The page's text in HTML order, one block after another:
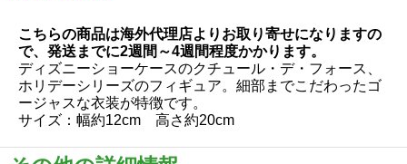
こちらの商品は海外代理店よりお取り寄せになりますの
で、発送までに2週間～4週間程度かかります。
ディズニーショーケースのクチュール・デ・フォース、
ホリデーシリーズのフィギュア。細部までこだわったゴ
ージャスな衣装が特徴です。
サイズ：幅約12cm 高さ約20cm